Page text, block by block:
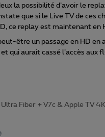
la possibilité d’avoir le
que si le Live TV de ces
ce replay est maintenant en
être un passage en HD en
qui aurait cassé l’accès aux
Ultra Fiber + V7c & Apple TV